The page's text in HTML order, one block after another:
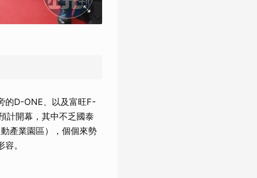
的D-ONE、以及富旺F-
計開幕，其中不乏國泰
產業園區），個個來勢
。